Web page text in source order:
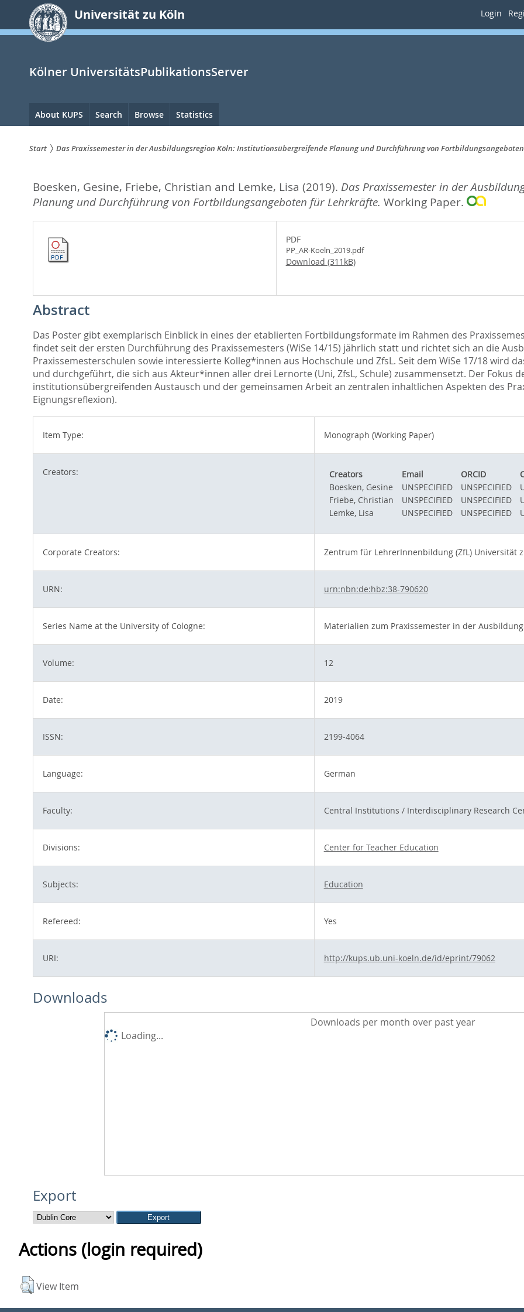
springen
Universität zu Köln Login
Kölner UniversitätsPublikationsServer
Hauptnavigation
About KUPS Search Browse Statistics
sind
hier:
Start Das Praxissemester in der Ausbildungsregion Köln: Institutionsübergreifende Planung und Durchführung von
Boesken, Gesine, Friebe, Christian and Lemke, Lisa (2019). Das Praxissemester in der
Planung und Durchführung von Fortbildungsangeboten für Lehrkräfte. Working Paper.
PDF
PP_AR-Koeln_2019.pdf
Download (311kB)
Abstract
Das Poster gibt exemplarisch Einblick in eines der etablierten Fortbildungsformate im Rahmen des
findet seit der ersten Durchführung des Praxissemesters (WiSe 14/15) jährlich statt und richtet sich an die
Praxissemesterschulen sowie interessierte Kolleg*innen aus Hochschule und ZfsL. Seit dem WiSe 17/18 wird
und durchgeführt, die sich aus Akteur*innen aller drei Lernorte (Uni, ZfsL, Schule) zusammensetzt. Der Fokus
institutionsübergreifenden Austausch und der gemeinsamen Arbeit an zentralen inhaltlichen Aspekten des
Eignungsreflexion).
Item Type: Monograph (Working Paper)
Creators: Creators Email ORCID
Boesken, Gesine
UNSPECIFIED UNSPECIFIED
Friebe, Christian
UNSPECIFIED UNSPECIFIED
Lemke, Lisa
UNSPECIFIED UNSPECIFIED
Corporate Creators: Zentrum für LehrerInnenbildung (ZfL) Universität
URN: urn:nbn:de:hbz:38-790620
Series Name at the University of Cologne: Materialien zum Praxissemester in der
Volume: 12
Date: 2019
ISSN: 2199-4064
Language: German
Faculty: Central Institutions / Interdisciplinary Research
Divisions: Center for Teacher Education
Subjects: Education
Refereed: Yes
URI: http://kups.ub.uni-koeln.de/id/eprint/79062
Downloads
Downloads per month over past year
Loading...
Export
Actions (login required)
View Item